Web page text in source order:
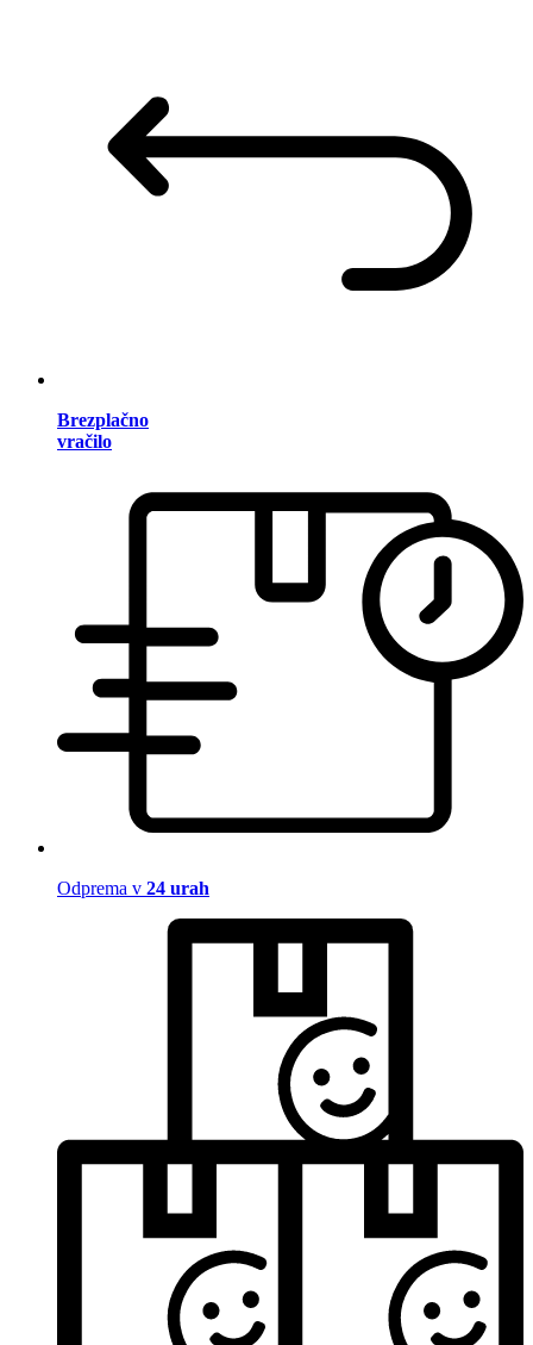
Brezplačno
vračilo
Odprema v 24 urah